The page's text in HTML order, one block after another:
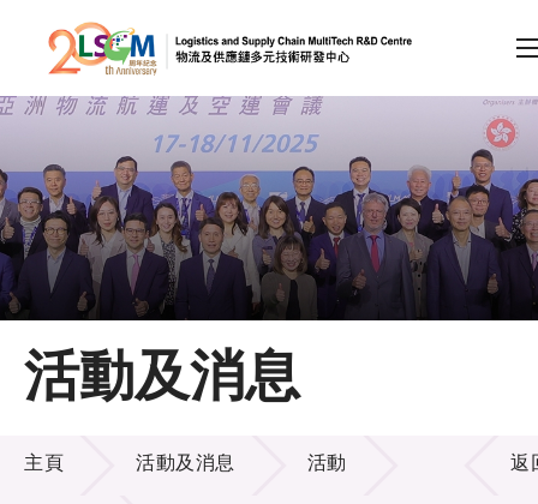
跳到內容（按回車鍵）
會員登入
A A EN 繁 简
主頁
關於LSCM
技術商品化
活動及消息
活動及消息
主頁 活動及消息 活動 返